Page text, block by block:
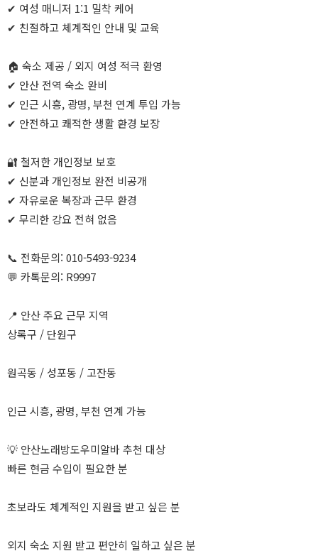
✔ 여성 매니저 1:1 밀착 케어
✔ 친절하고 체계적인 안내 및 교육
🏠 숙소 제공 / 외지 여성 적극 환영
✔ 안산 전역 숙소 완비
✔ 인근 시흥, 광명, 부천 연계 투입 가능
✔ 안전하고 쾌적한 생활 환경 보장
🔐 철저한 개인정보 보호
✔ 신분과 개인정보 완전 비공개
✔ 자유로운 복장과 근무 환경
✔ 무리한 강요 전혀 없음
📞 전화문의: 010-5493-9234
💬 카톡문의: R9997
📍 안산 주요 근무 지역
상록구 / 단원구
원곡동 / 성포동 / 고잔동
인근 시흥, 광명, 부천 연계 가능
💡 안산노래방도우미알바 추천 대상
빠른 현금 수입이 필요한 분
초보라도 체계적인 지원을 받고 싶은 분
외지 숙소 지원 받고 편안히 일하고 싶은 분